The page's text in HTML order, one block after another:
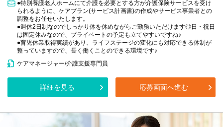
●特別養護老人ホームにて介護を必要とする方が介護保険サービスを受け
られるように、ケアプラン(サービス計画書)の作成やサービス事業者との
調整をお任せいたします。
●週休2日制なのでしっかり体を休めながらご勤務いただけます◎日・祝日
は固定休みなので、プライベートの予定も立てやすいですね♪
●育児休業取得実績があり、ライフステージの変化にも対応できる体制が
整っていますので、長く働くことのできる環境です♪
ケアマネージャー/介護支援専門員
詳細を見る 応募画面へ進む